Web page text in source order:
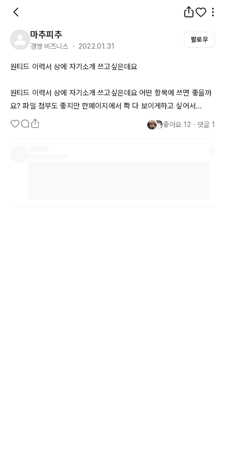
마추피추
경영·비즈니스 ・ 2022.01.31
팔로우
원티드 이력서 상에 자기소개 쓰고싶은데요
원티드 이력서 상에 자기소개 쓰고싶은데요 어떤 항목에 쓰면 좋을까
요? 파일 첨부도 좋지만 한페이지에서 쫙 다 보이게하고 싶어서...
좋아요 12 ・ 댓글 1